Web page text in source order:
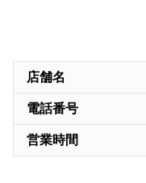
店舗名
電話番号
営業時間